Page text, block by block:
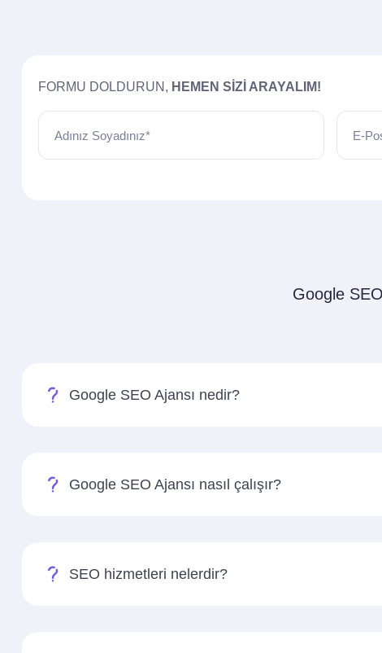
FORMU DOLDURUN, HEMEN SIZI ARAYALIM!
Adınız Soyadınız* E-
Google
Google SEO Ajansı nedir?
Google SEO Ajansı nasıl çalışır?
SEO hizmetleri nelerdir?